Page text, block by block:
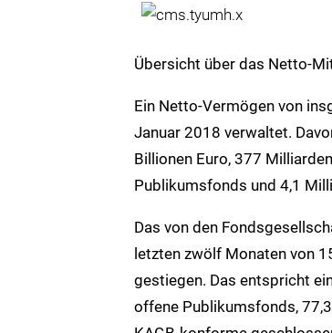
Übersicht über das Netto-
Ein Netto-Vermögen von
Januar 2018 verwaltet.
Billionen Euro, 377
Publikumsfonds und 4,1
Das von den
letzten zwölf Monaten von
gestiegen. Das entspricht
offene Publikumsfonds,